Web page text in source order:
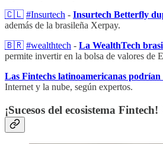
🇨🇱 #Insurtech - Insurtech Betterfly
además de la brasileña Xerpay.
🇧🇷 #wealthtech - La WealthTech
permite invertir en la bolsa de valores de
Las Fintechs latinoamericanas
Internet y la nube, según expertos.
¡Sucesos del ecosistema Fintech!